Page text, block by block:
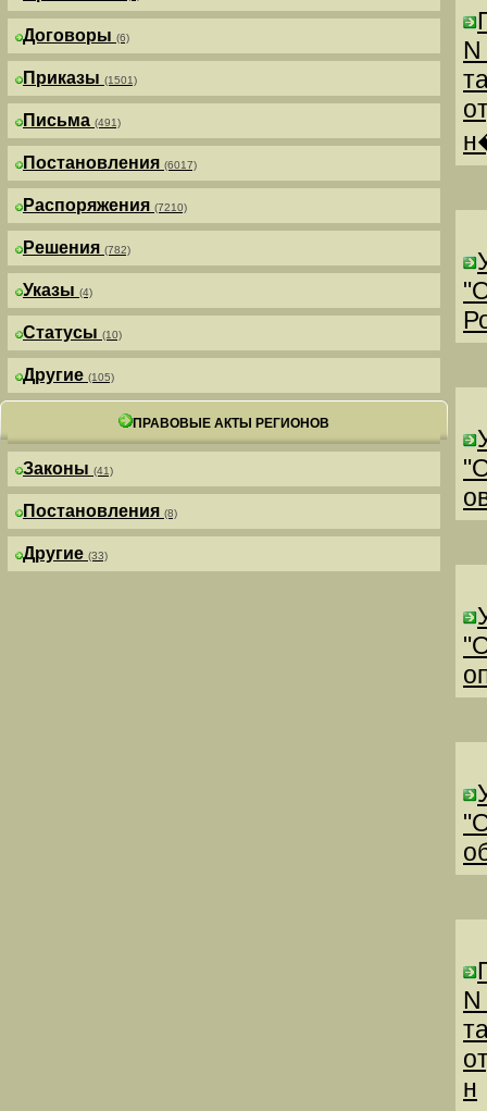
Договоры (6)
Приказы (1501)
Письма (491)
Постановления (6017)
Распоряжения (7210)
Решения (782)
Указы (4)
Статусы (10)
Другие (105)
ПРАВОВЫЕ АКТЫ РЕГИОНОВ
Законы (41)
Постановления (8)
Другие (33)
н